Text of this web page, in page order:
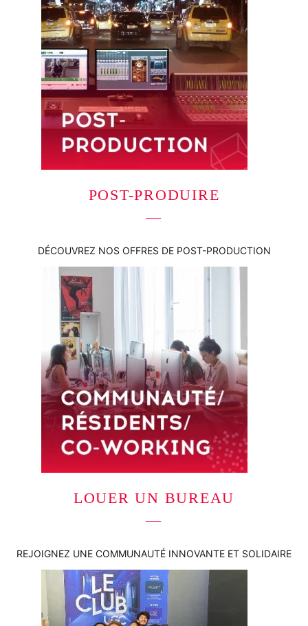
POST-PRODUIRE
—
DÉCOUVREZ NOS OFFRES DE POST-PRODUCTION
LOUER UN BUREAU
—
REJOIGNEZ UNE COMMUNAUTÉ INNOVANTE ET SOLIDAIRE